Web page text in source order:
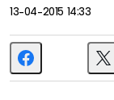
13-04-2015 14:33